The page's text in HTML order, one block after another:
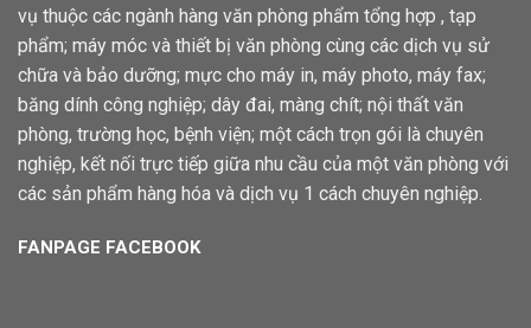
vụ thuộc các ngành hàng văn phòng phẩm tổng hợp , tạp
phẩm; máy móc và thiết bị văn phòng cùng các dịch vụ sử
chữa và bảo dưỡng; mực cho máy in, máy photo, máy fax;
băng dính công nghiệp; dây đai, màng chít; nội thất văn
phòng, trường học, bệnh viện; một cách trọn gói là chuyên
nghiệp, kết nối trực tiếp giữa nhu cầu của một văn phòng với
các sản phẩm hàng hóa và dịch vụ 1 cách chuyên nghiệp.
FANPAGE FACEBOOK